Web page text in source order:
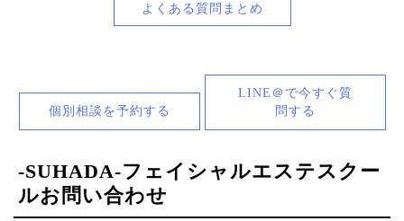
よくある質問まとめ
個別相談を予約する
LINE＠で今すぐ質
問する
-SUHADA-フェイシャルエステスクー
ルお問い合わせ